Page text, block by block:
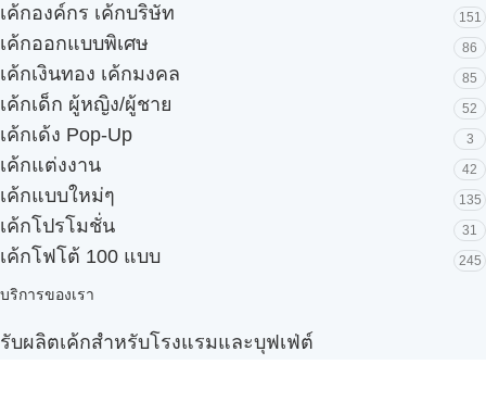
เค้กองค์กร เค้กบริษัท 151
เค้กออกแบบพิเศษ 86
เค้กเงินทอง เค้กมงคล 85
เค้กเด็ก ผู้หญิง/ผู้ชาย 52
เค้กเด้ง Pop-Up 3
เค้กแต่งงาน 42
เค้กแบบใหม่ๆ 135
เค้กโปรโมชั่น 31
เค้กโฟโต้ 100 แบบ 245
บริการของเรา
รับผลิตเค้กสำหรับโรงแรมและบุฟเฟ่ต์